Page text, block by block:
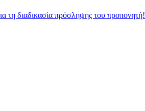
τη διαδικασία πρόσληψης του προπονητή!